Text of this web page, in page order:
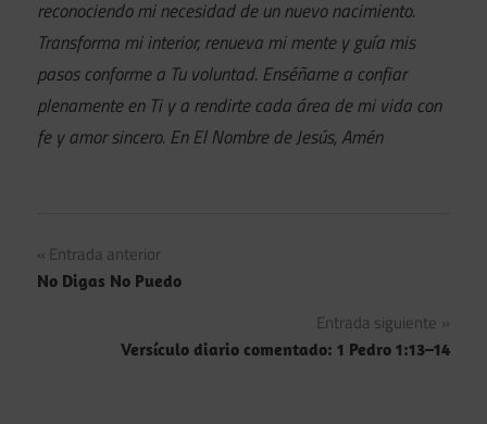
reconociendo mi necesidad de un nuevo nacimiento.
Transforma mi interior, renueva mi mente y guía mis
pasos conforme a Tu voluntad. Enséñame a confiar
plenamente en Ti y a rendirte cada área de mi vida con
fe y amor sincero. En El Nombre de Jesús, Amén
Navegación
de
entradas
Entrada anterior
No Digas No Puedo
Entrada siguiente
Versículo diario comentado: 1 Pedro 1:13–14